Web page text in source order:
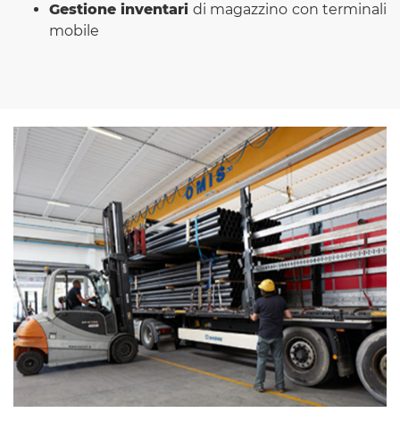
Gestione inventari di magazzino con terminali
mobile